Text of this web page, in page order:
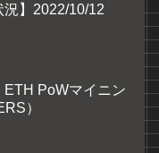
況】2022/10/12
ETH PoWマイニン
）